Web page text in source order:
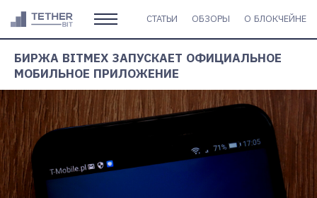
СТАТЬИ ОБЗОРЫ О БЛОКЧЕЙНЕ
БИРЖА BITMEX ЗАПУСКАЕТ ОФИЦИАЛЬНОЕ
МОБИЛЬНОЕ ПРИЛОЖЕНИЕ